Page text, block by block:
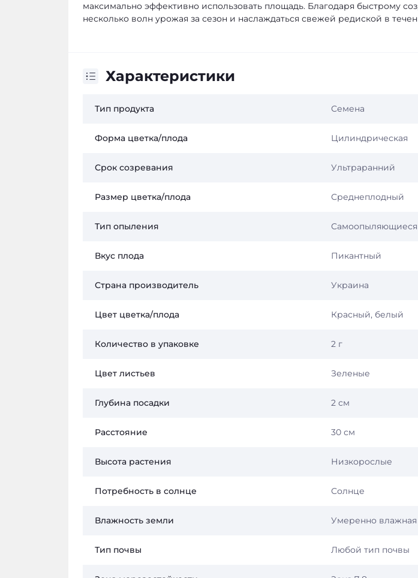
максимально эффективно использовать площадь. Благодаря быстрому
несколько волн урожая за сезон и наслаждаться свежей редиской в
Характеристики
Тип продукта Семена
Форма цветка/плода Цилиндрическая
Срок созревания Ультраранний
Размер цветка/плода Среднеплодный
Тип опыления Самоопыляющиеся
Вкус плода Пикантный
Страна производитель Украина
Цвет цветка/плода Красный, белый
Количество в упаковке 2 г
Цвет листьев Зеленые
Глубина посадки 2 см
Расстояние 30 см
Высота растения Низкорослые
Потребность в солнце Солнце
Влажность земли Умеренно влажная
Тип почвы Любой тип почвы